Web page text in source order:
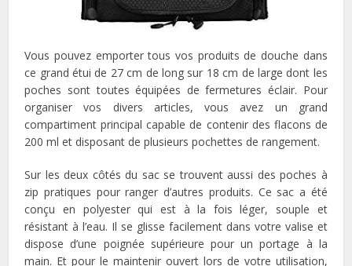
Vous pouvez emporter tous vos produits de douche dans
ce grand étui de 27 cm de long sur 18 cm de large dont les
poches sont toutes équipées de fermetures éclair. Pour
organiser vos divers articles, vous avez un grand
compartiment principal capable de contenir des flacons de
200 ml et disposant de plusieurs pochettes de rangement.
Sur les deux côtés du sac se trouvent aussi des poches à
zip pratiques pour ranger d’autres produits. Ce sac a été
conçu en polyester qui est à la fois léger, souple et
résistant à l’eau. Il se glisse facilement dans votre valise et
dispose d’une poignée supérieure pour un portage à la
main. Et pour le maintenir ouvert lors de votre utilisation,